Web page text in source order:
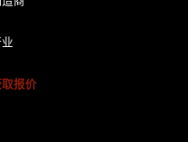
取报价